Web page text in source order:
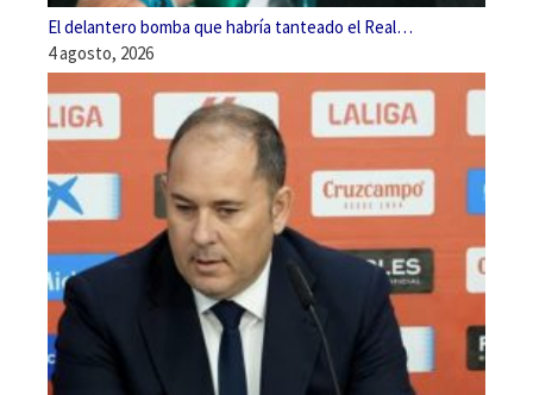
El delantero bomba que habría tanteado el Real…
4 agosto, 2026